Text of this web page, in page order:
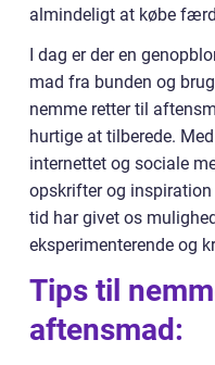
almindeligt at købe
I dag er der en
mad fra bunden og
nemme retter til
hurtige at tilberede.
internettet og sociale
opskrifter og inspiration
tid har givet os
eksperimenterende og
Tips til
aftensmad: